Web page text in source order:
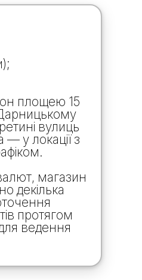
площею 15
вулиць
у локації з
магазин
декілька
протягом
ведення